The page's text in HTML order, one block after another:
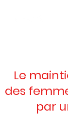
Le
des
par